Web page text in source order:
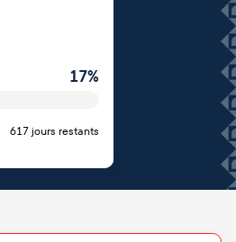
17%
617 jours restants